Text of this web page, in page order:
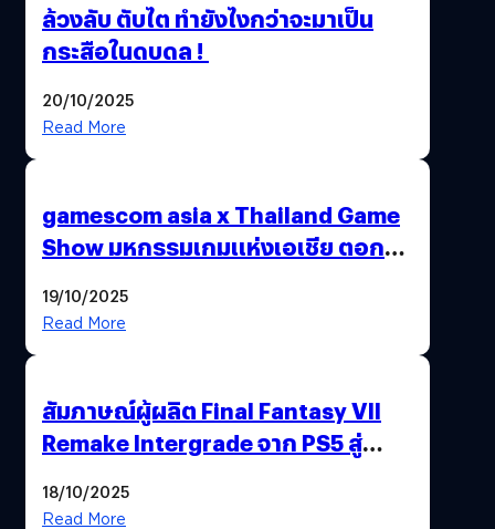
ล้วงลับ ตับไต ทำยังไงกว่าจะมาเป็น
กระสือในดบดล !
20/10/2025
Read More
gamescom asia x Thailand Game
Show มหกรรมเกมแห่งเอเชีย ตอกย้ำ
พาณิชย์ร่วมชูความสำเร็จ
19/10/2025
Read More
สัมภาษณ์ผู้ผลิต Final Fantasy VII
Remake Intergrade จาก PS5 สู่
18/10/2025
Read More